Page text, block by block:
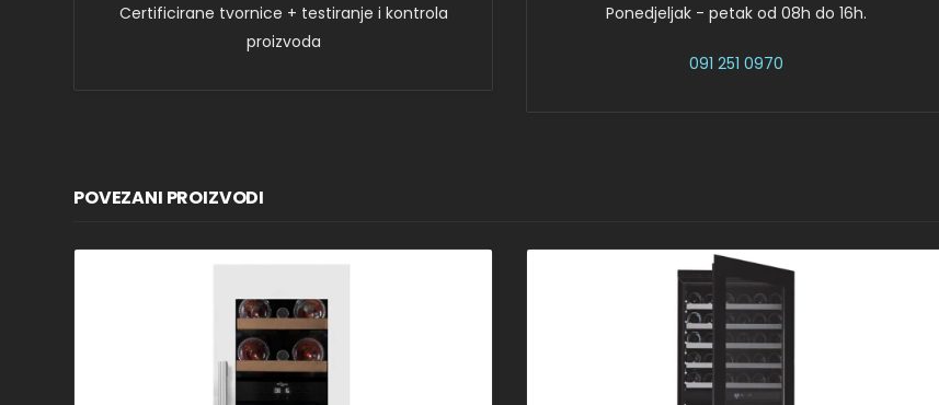
Certificirane tvornice + testiranje i kontrola
proizvoda
Ponedjeljak - petak od 08h do 16h.
091 251 0970
POVEZANI PROIZVODI